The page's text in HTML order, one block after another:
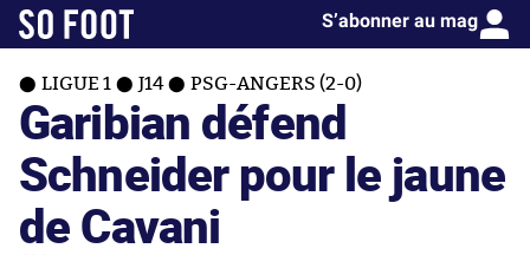
S’abonner au mag
LIGUE 1 J14 PSG-ANGERS (2-0)
Garibian défend
Schneider pour le jaune
de Cavani